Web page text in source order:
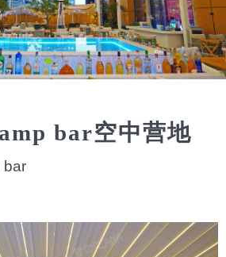
bar空中营地
bar